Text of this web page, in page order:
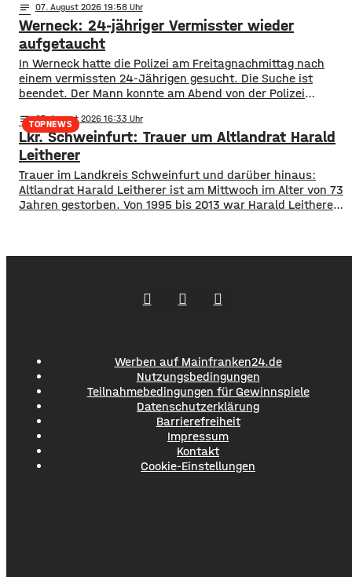
die Beeren wie auch bei den Weißweinsorten noch grün.
Jetzt aber färben sich die Trauben optisch sichtbar rot. Im
notes 07. August 2026 19:58
Werneck: 24-jähriger Vermisster wieder
aufgetaucht
In Werneck hatte die Polizei am Freitagnachmittag nach
einem vermissten 24-Jährigen gesucht. Die Suche ist
beendet. Der Mann konnte am Abend von der Polizei
gesorgt, da auch ein Polizeihubschrauber die Gegend rund
um Werneck abgesucht hatte.
TOPNEWS
notes 07. August 2026 16:33
Lkr. Schweinfurt: Trauer um Altlandrat Harald
Leitherer
Trauer im Landkreis Schweinfurt und darüber hinaus:
Altlandrat Harald Leitherer ist am Mittwoch im Alter von 73
Jahren gestorben. Von 1995 bis 2013 war Harald Leitherer
Werben auf Mainfranken24.de
Nutzungsbedingungen
Teilnahmebedingungen für Gewinnspiele
Datenschutzerklärung
Barrierefreiheit
Impressum
Kontakt
Cookie-Einstellungen